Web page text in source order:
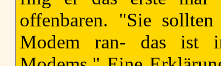
offenbaren. "Sie
Modem ran- das ist